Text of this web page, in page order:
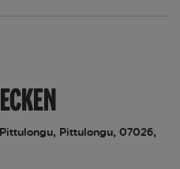
Pittulongu, 07026,